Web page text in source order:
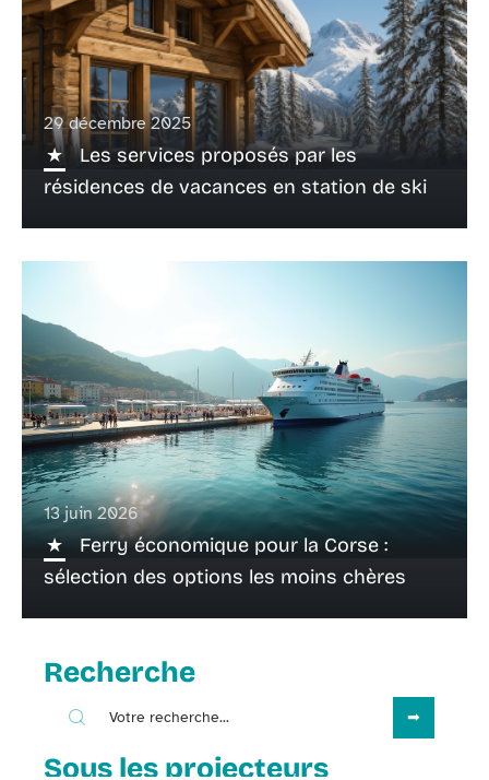
29 décembre 2025
Les services proposés par les
résidences de vacances en station de ski
13 juin 2026
Ferry économique pour la Corse :
sélection des options les moins chères
Recherche
Sous les projecteurs